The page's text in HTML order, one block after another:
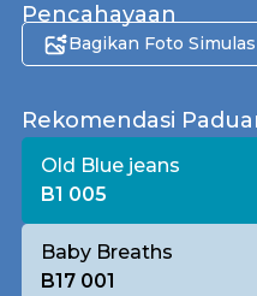
Pencahayaan
Bagikan Foto
Rekomendasi
Old Blue jeans
B1 005
Baby Breaths
B17 001